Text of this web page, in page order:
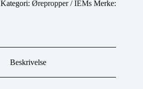
Kategori: Ørepropper / IEMs Merke:
Beskrivelse